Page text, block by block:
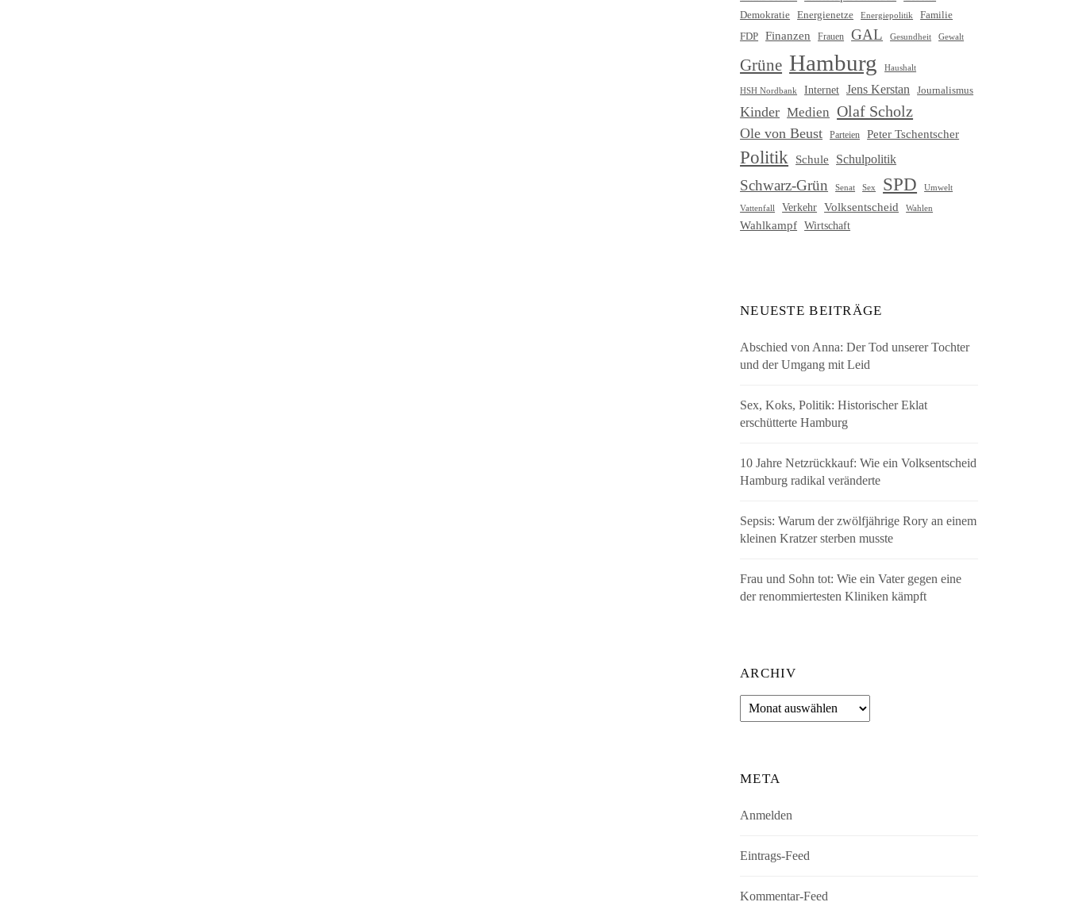
Demokratie
Energienetze Energiepolitik
Familie
FDP
Finanzen Frauen GAL Gesundheit Gewalt
Grüne Hamburg Haushalt
HSH Nordbank Internet Jens Kerstan Journalismus
Kinder Medien Olaf Scholz
Ole von Beust Parteien Peter Tschentscher
Politik Schule Schulpolitik
Schwarz-Grün Senat Sex SPD Umwelt
Vattenfall Verkehr Volksentscheid Wahlen
Wahlkampf Wirtschaft
NEUESTE BEITRÄGE
Abschied von Anna: Der Tod unserer Tochter
und der Umgang mit Leid
Sex, Koks, Politik: Historischer Eklat
erschütterte Hamburg
10 Jahre Netzrückkauf: Wie ein Volksentscheid
Hamburg radikal veränderte
Sepsis: Warum der zwölfjährige Rory an einem
kleinen Kratzer sterben musste
Frau und Sohn tot: Wie ein Vater gegen eine
der renommiertesten Kliniken kämpft
ARCHIV
Archiv
META
Anmelden
Eintrags-Feed
Kommentar-Feed